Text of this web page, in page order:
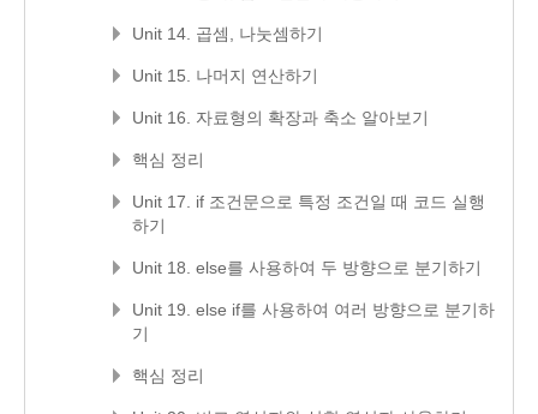
Unit 14. 곱셈, 나눗셈하기
Unit 15. 나머지 연산하기
Unit 16. 자료형의 확장과 축소 알아보기
핵심 정리
Unit 17. if 조건문으로 특정 조건일 때 코드 실행
하기
Unit 18. else를 사용하여 두 방향으로 분기하기
Unit 19. else if를 사용하여 여러 방향으로 분기하
기
핵심 정리